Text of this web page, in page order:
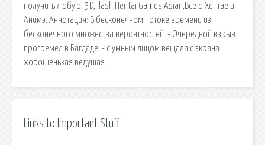
получить любую. 3D,Flash,Hentai Games,Asian,Все о Хентае и
Анимэ. Аннотация: В бесконечном потоке времени из
бесконечного множества вероятностей. - Очередной взрыв
прогремел в Багдаде, - с умным лицом вещала с экрана
хорошенькая ведущая.
Links to Important Stuff